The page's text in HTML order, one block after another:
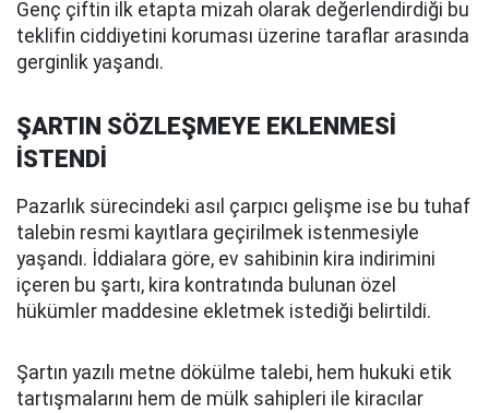
Genç çiftin ilk etapta mizah olarak değerlendirdiği bu
teklifin ciddiyetini koruması üzerine taraflar arasında
gerginlik yaşandı.
ŞARTIN SÖZLEŞMEYE EKLENMESİ
İSTENDİ
Pazarlık sürecindeki asıl çarpıcı gelişme ise bu tuhaf
talebin resmi kayıtlara geçirilmek istenmesiyle
yaşandı. İddialara göre, ev sahibinin kira indirimini
içeren bu şartı, kira kontratında bulunan özel
hükümler maddesine ekletmek istediği belirtildi.
Şartın yazılı metne dökülme talebi, hem hukuki etik
tartışmalarını hem de mülk sahipleri ile kiracılar